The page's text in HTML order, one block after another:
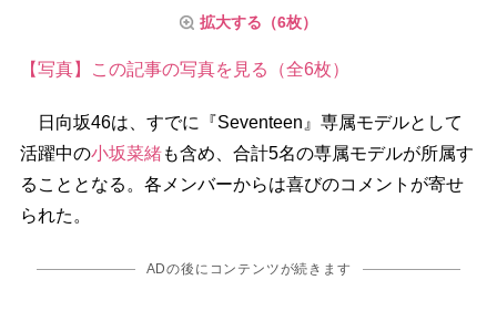
拡大する（6枚）
【写真】この記事の写真を見る（全6枚）
日向坂46は、すでに『Seventeen』専属モデルとして
活躍中の小坂菜緒も含め、合計5名の専属モデルが所属す
ることとなる。各メンバーからは喜びのコメントが寄せ
られた。
ADの後にコンテンツが続きます